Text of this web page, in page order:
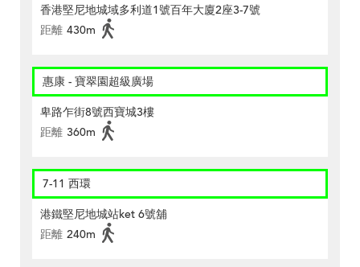
香港堅尼地城域多利道1號百年大廈2座3-7號
距離 430m
惠康 - 寶翠園超級廣場
卑路乍街8號西寶城3樓
距離 360m
7-11 西環
港鐵堅尼地城站ket 6號舖
距離 240m